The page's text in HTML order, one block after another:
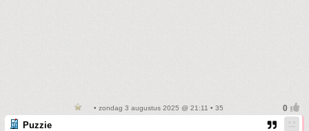
• zondag 3 augustus 2025 @ 21:11 • 35
Puzzie